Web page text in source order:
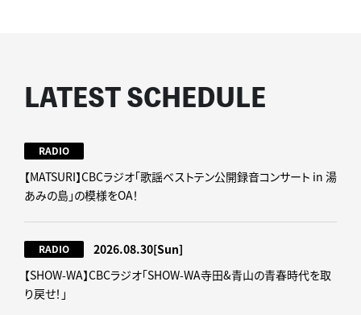
LATEST SCHEDULE
RADIO
【MATSURI】CBCラジオ「歌謡ベストテン公開録音コンサート in 湯
あみの島」の模様をOA！
RADIO 2026.08.30[Sun]
【SHOW-WA】CBCラジオ｢SHOW-WA寺田&青山の青春時代を取
り戻せ！｣